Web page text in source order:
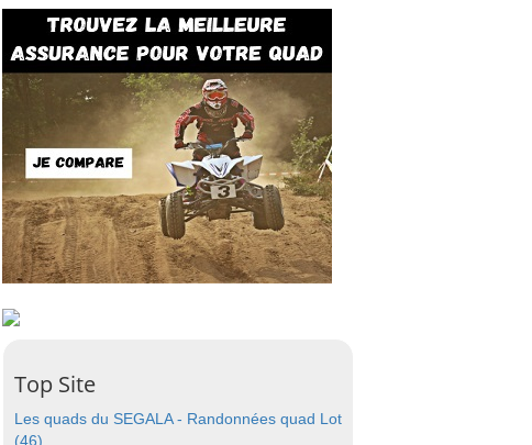
Top Site
Les quads du SEGALA - Randonnées quad Lot
(46)